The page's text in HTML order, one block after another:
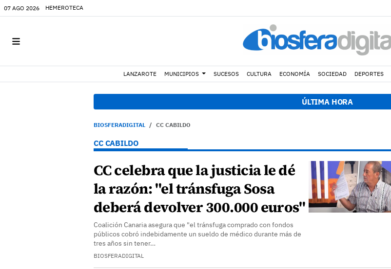
07 AGO 2026 HEMEROTECA
LANZAROTE MUNICIPIOS SUCESOS CULTURA ECONOMÍA SOCIEDAD DEPORTES
ÚLTIMA HORA
BIOSFERADIGITAL CC CABILDO
CC CABILDO
CC celebra que la justicia le dé
la razón: "el tránsfuga Sosa
deberá devolver 300.000 euros"
Coalición Canaria asegura que "el tránsfuga comprado con fondos
públicos cobró indebidamente un sueldo de médico durante más de
tres años sin tener…
BIOSFERADIGITAL